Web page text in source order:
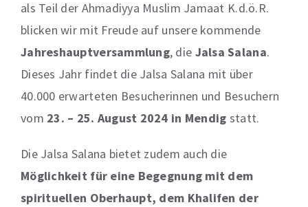
als Teil der Ahmadiyya Muslim Jamaat K.d.ö.R.
blicken wir mit Freude auf unsere kommende
Jahreshauptversammlung, die Jalsa Salana.
Dieses Jahr findet die Jalsa Salana mit über
40.000 erwarteten Besucherinnen und Besuchern
vom 23. – 25. August 2024 in Mendig statt.
Die Jalsa Salana bietet zudem auch die
Möglichkeit für eine Begegnung mit dem
spirituellen Oberhaupt, dem Khalifen der